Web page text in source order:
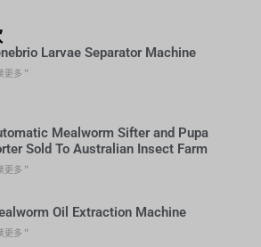
Larvae Separator Machine
更多 ”
Mealworm Sifter and Pupa
Sold To Australian Insect Farm
更多 ”
Oil Extraction Machine
更多 ”